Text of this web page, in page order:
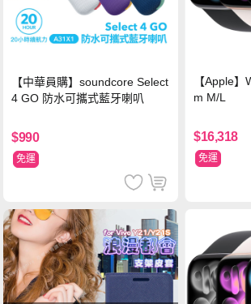
【中華員購】soundcore Select
4 GO 防水可攜式藍牙喇叭
$990
免運
【Apple
m M/L
$16,318
免運